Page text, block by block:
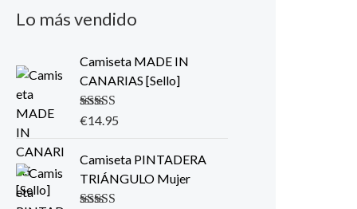
Lo más vendido
Camiseta MADE IN
CANARIAS [Sello]
Valorado con
€14.95
Camiseta PINTADERA
TRIÁNGULO Mujer